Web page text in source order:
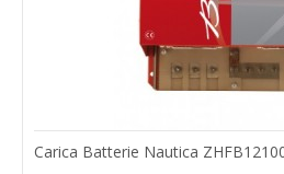
Carica Batterie Nautica